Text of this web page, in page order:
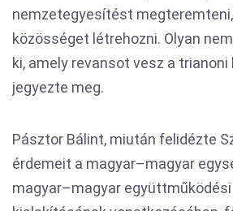
nemzetegyesítést
közösséget létrehozni. Olyan
ki, amely revansot vesz a
jegyezte meg.
Pásztor Bálint, miután felidézte
érdemeit a magyar–magyar
magyar–magyar